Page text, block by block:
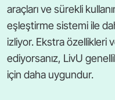
araçları ve sürekli
eşleştirme sistemi ile
izliyor. Ekstra özellikleri
ediyorsanız, LivU
için daha uygundur.